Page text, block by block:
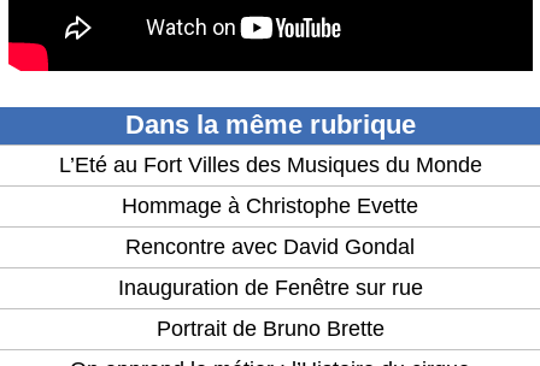
Dans la même rubrique
L’Eté au Fort Villes des Musiques du Monde
Hommage à Christophe Evette
Rencontre avec David Gondal
Inauguration de Fenêtre sur rue
Portrait de Bruno Brette